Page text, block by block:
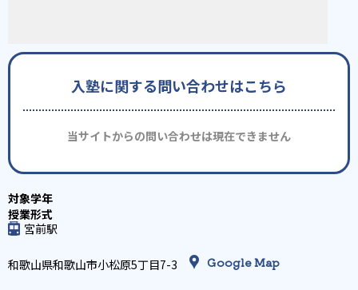
入塾に関する問い合わせはこちら
当サイトからの問い合わせは現在できません
宮前駅
和歌山県和歌山市小松原5丁目7-3 Google Map